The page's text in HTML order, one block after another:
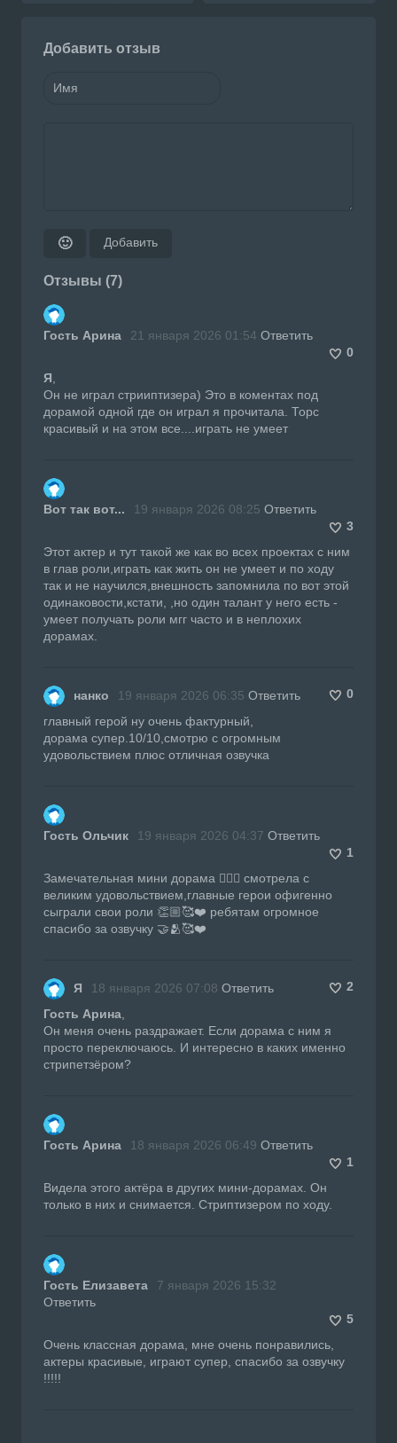
Добавить отзыв
🙂 Добавить
Отзывы (7)
Гость Арина 21 января 2026 01:54 Ответить
0
Я
Он не играл стрииптизера) Это в коментах под
дорамой одной где он играл я прочитала. Торс
красивый и на этом все....играть не умеет
Вот так вот... 19 января 2026 08:25 Ответить
3
Этот актер и тут такой же как во всех проектах с ним
в глав роли,играть как жить он не умеет и по ходу
так и не научился,внешность запомнила по вот этой
одинаковости,кстати, ,но один талант у него есть -
умеет получать роли мгг часто и в неплохих
дорамах.
нанко 19 января 2026 06:35 Ответить
0
главный герой ну очень фактурный,
дорама супер.10/10,смотрю с огромным
удовольствием плюс отличная озвучка
Гость Ольчик 19 января 2026 04:37 Ответить
1
Замечательная мини дорама 👍🏼🔥 смотрела с
великим удовольствием,главные герои офигенно
сыграли свои роли 👏🏼🥰❤️ ребятам огромное
спасибо за озвучку 🤝🫂🥰❤️
Я 18 января 2026 07:08 Ответить
2
Гость Арина
Он меня очень раздражает. Если дорама с ним я
просто переключаюсь. И интересно в каких именно
стрипетзёром?
Гость Арина 18 января 2026 06:49 Ответить
1
Видела этого актёра в других мини-дорамах. Он
только в них и снимается. Стриптизером по ходу.
Гость Елизавета
7 января 2026 15:32
Ответить
5
Очень классная дорама, мне очень понравились,
актеры красивые, играют супер, спасибо за озвучку
!!!!!